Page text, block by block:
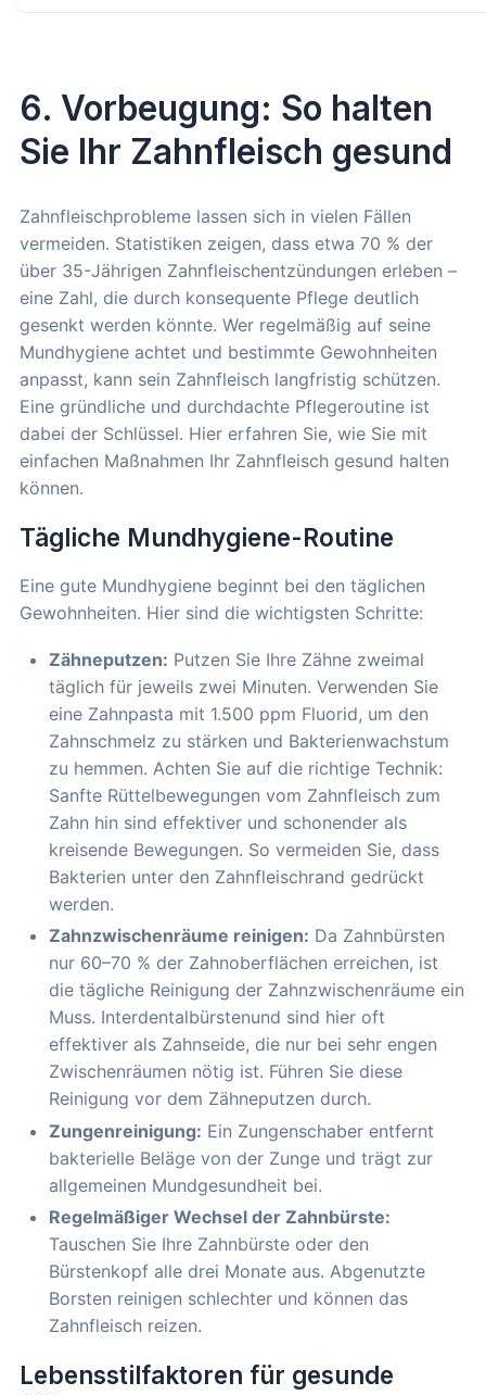
6. Vorbeugung: So halten
Sie Ihr Zahnfleisch gesund
Zahnfleischprobleme lassen sich in vielen Fällen
vermeiden. Statistiken zeigen, dass etwa 70 % der
über 35-Jährigen Zahnfleischentzündungen erleben –
eine Zahl, die durch konsequente Pflege deutlich
gesenkt werden könnte. Wer regelmäßig auf seine
Mundhygiene achtet und bestimmte Gewohnheiten
anpasst, kann sein Zahnfleisch langfristig schützen.
Eine gründliche und durchdachte Pflegeroutine ist
dabei der Schlüssel. Hier erfahren Sie, wie Sie mit
einfachen Maßnahmen Ihr Zahnfleisch gesund halten
können.
Tägliche Mundhygiene-Routine
Eine gute Mundhygiene beginnt bei den täglichen
Gewohnheiten. Hier sind die wichtigsten Schritte:
Zähneputzen: Putzen Sie Ihre Zähne zweimal
täglich für jeweils zwei Minuten. Verwenden Sie
eine Zahnpasta mit 1.500 ppm Fluorid, um den
Zahnschmelz zu stärken und Bakterienwachstum
zu hemmen. Achten Sie auf die richtige Technik:
Sanfte Rüttelbewegungen vom Zahnfleisch zum
Zahn hin sind effektiver und schonender als
kreisende Bewegungen. So vermeiden Sie, dass
Bakterien unter den Zahnfleischrand gedrückt
werden.
Zahnzwischenräume reinigen: Da Zahnbürsten
nur 60–70 % der Zahnoberflächen erreichen, ist
die tägliche Reinigung der Zahnzwischenräume ein
Muss. Interdentalbürstenund sind hier oft
effektiver als Zahnseide, die nur bei sehr engen
Zwischenräumen nötig ist. Führen Sie diese
Reinigung vor dem Zähneputzen durch.
Zungenreinigung: Ein Zungenschaber entfernt
bakterielle Beläge von der Zunge und trägt zur
allgemeinen Mundgesundheit bei.
Regelmäßiger Wechsel der Zahnbürste:
Tauschen Sie Ihre Zahnbürste oder den
Bürstenkopf alle drei Monate aus. Abgenutzte
Borsten reinigen schlechter und können das
Zahnfleisch reizen.
Lebensstilfaktoren für gesunde